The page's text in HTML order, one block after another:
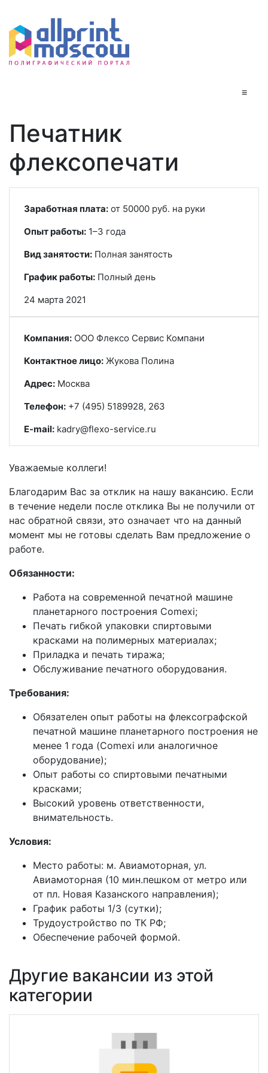
≡
Печатник
флексопечати
Заработная плата: от 50000 руб. на руки
Опыт работы: 1–3 года
Вид занятости: Полная занятость
График работы: Полный день
24 марта 2021
Компания: ООО Флексо Сервис Компани
Контактное лицо: Жукова Полина
Адрес: Москва
Телефон: +7 (495) 5189928, 263
E-mail: kadry@flexo-service.ru
Уважаемые коллеги!
Благодарим Вас за отклик на нашу вакансию. Если
в течение недели после отклика Вы не получили от
нас обратной связи, это означает что на данный
момент мы не готовы сделать Вам предложение о
работе.
Обязанности:
Работа на современной печатной машине
планетарного построения Comexi;
Печать гибкой упаковки спиртовыми
красками на полимерных материалах;
Приладка и печать тиража;
Обслуживание печатного оборудования.
Требования:
Обязателен опыт работы на флексографской
печатной машине планетарного построения не
менее 1 года (Comexi или аналогичное
оборудование);
Опыт работы со спиртовыми печатными
красками;
Высокий уровень ответственности,
внимательность.
Условия:
Место работы: м. Авиамоторная, ул.
Авиамоторная (10 мин.пешком от метро или
от пл. Новая Казанского направления);
График работы 1/3 (сутки);
Трудоустройство по ТК РФ;
Обеспечение рабочей формой.
Другие вакансии из этой
категории